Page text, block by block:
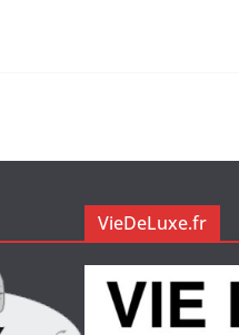
VieDeLuxe.fr